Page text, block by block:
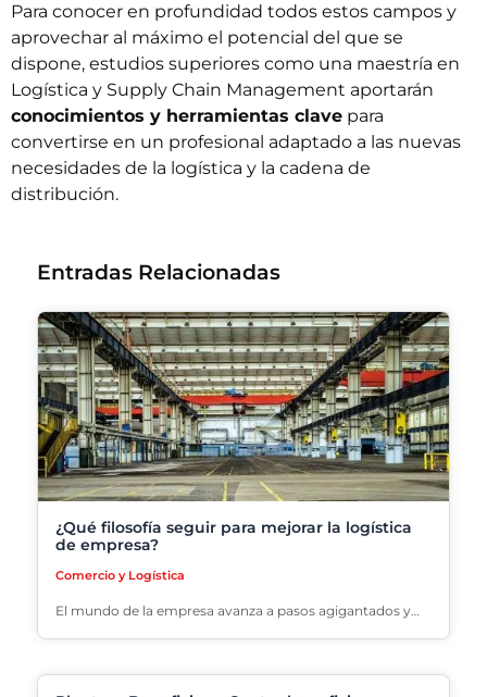
Para conocer en profundidad todos estos campos y
aprovechar al máximo el potencial del que se
dispone, estudios superiores como una maestría en
Logística y Supply Chain Management aportarán
conocimientos y herramientas clave para
convertirse en un profesional adaptado a las nuevas
necesidades de la logística y la cadena de
distribución.
Entradas Relacionadas
¿Qué filosofía seguir para mejorar la logística
de empresa?
Comercio y Logística
El mundo de la empresa avanza a pasos agigantados y…